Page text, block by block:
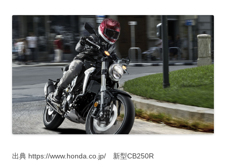
出典 https://www.honda.co.jp/ 新型CB250R